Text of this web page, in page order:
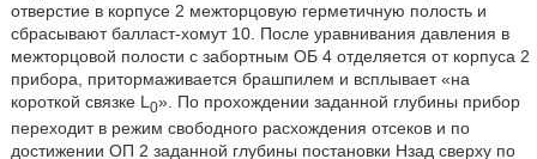
отверстие в корпусе 2 межторцовую герметичную полость и
сбрасывают балласт-хомут 10. После уравнивания давления в
межторцовой полости с забортным ОБ 4 отделяется от корпуса 2
прибора, притормаживается брашпилем и всплывает «на
короткой связке L 0». По прохождении заданной глубины прибор
переходит в режим свободного расхождения отсеков и по
достижении ОП 2 заданной глубины постановки Нзад сверху по